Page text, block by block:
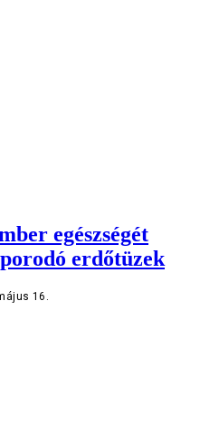
egészségét
erdőtüzek
16.